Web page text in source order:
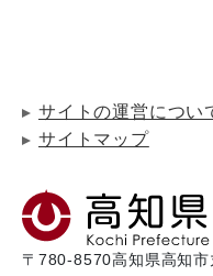
サイトの運営につい
サイトマップ
〒780-8570高知県高知